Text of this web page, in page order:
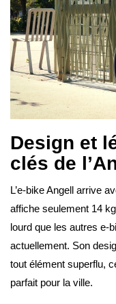
Design et
clés de
L’e-bike Angell arrive
affiche seulement 14
lourd que les autres e-
actuellement. Son
tout élément superflu,
parfait pour la ville.